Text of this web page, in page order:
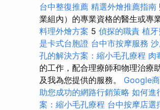
台中整復推薦 精選外燴推薦指南
業組內）的專業資格的醫生或專
料理外燴方案 5 偵探的職責 植
是卡式台胞證 台中市按摩服務
孔的解決方案：縮小毛孔療程 肉
的工作，配合理療師和物理治療
及我為您提供的服務。 Google
助您成功的網路行銷策略 如何進
案：縮小毛孔療程 台中按摩店選